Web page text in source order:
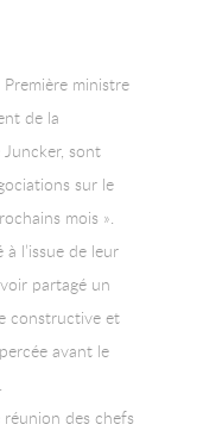
Première ministre
de la
Juncker, sont
sur le
mois ».
l’issue de leur
partagé un
constructive et
avant le
des chefs